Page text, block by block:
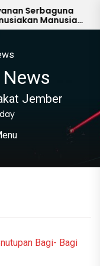
Manusia
Jember